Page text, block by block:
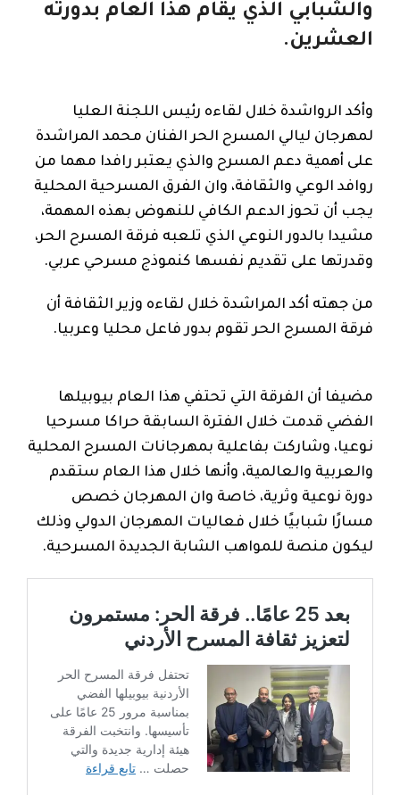
والشبابي الذي يقام هذا العام بدورته
العشرين.
وأكد الرواشدة خلال لقاءه رئيس اللجنة العليا
لمهرجان ليالي المسرح الحر الفنان محمد المراشدة
على أهمية دعم المسرح والذي يعتبر رافدا مهما من
روافد الوعي والثقافة، وان الفرق المسرحية المحلية
يجب أن تحوز الدعم الكافي للنهوض بهذه المهمة،
مشيدا بالدور النوعي الذي تلعبه فرقة المسرح الحر،
وقدرتها على تقديم نفسها كنموذج مسرحي عربي.
من جهته أكد المراشدة خلال لقاءه وزير الثقافة أن
فرقة المسرح الحر تقوم بدور فاعل محليا وعربيا.
مضيفا أن الفرقة التي تحتفي هذا العام بيوبيلها
الفضي قدمت خلال الفترة السابقة حراكا مسرحيا
نوعيا، وشاركت بفاعلية بمهرجانات المسرح المحلية
والعربية والعالمية، وأنها خلال هذا العام ستقدم
دورة نوعية وثرية، خاصة وان المهرجان خصص
مسارًا شبابيًا خلال فعاليات المهرجان الدولي وذلك
ليكون منصة للمواهب الشابة الجديدة المسرحية.